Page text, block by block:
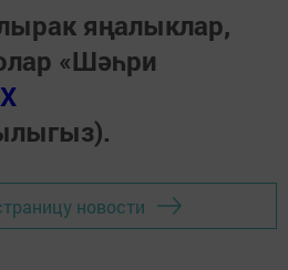
яңалыклар,
«Шәһри
новости